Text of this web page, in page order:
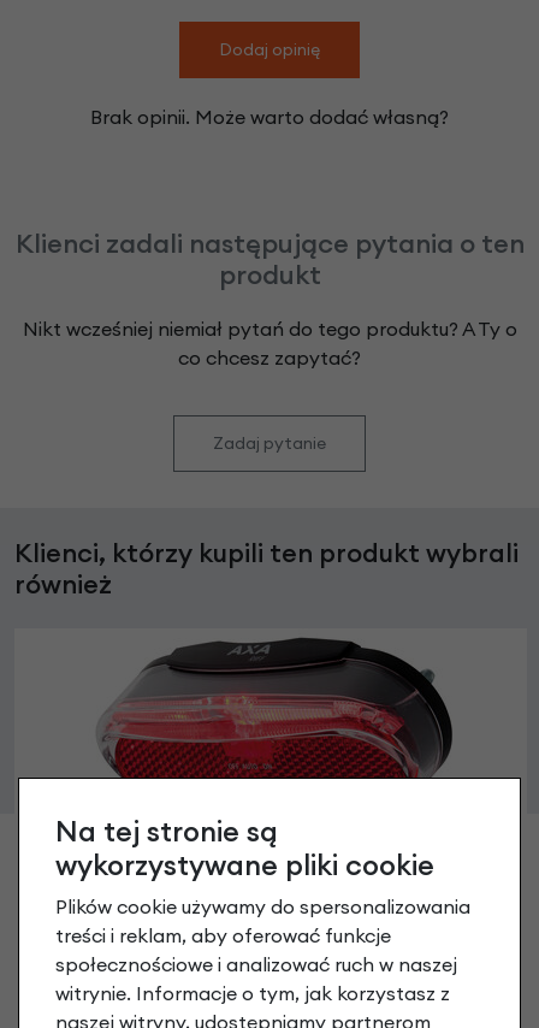
Dodaj opinię
Brak opinii. Może warto dodać własną?
Klienci zadali następujące pytania o ten
produkt
Nikt wcześniej niemiał pytań do tego produktu? A Ty o
co chcesz zapytać?
Zadaj pytanie
Klienci, którzy kupili ten produkt wybrali
również
Tylna lampka AXA Riff Auto
89,90 zł
Na tej stronie są
wykorzystywane pliki cookie
Plików cookie używamy do spersonalizowania
treści i reklam, aby oferować funkcje
społecznościowe i analizować ruch w naszej
witrynie. Informacje o tym, jak korzystasz z
naszej witryny, udostępniamy partnerom